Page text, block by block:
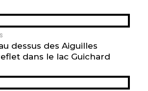
dessus des Aiguilles
dans le lac Guichard